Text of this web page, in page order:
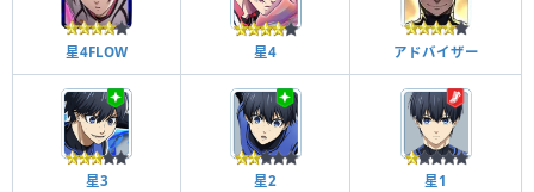
2周年記念Ver.潔＆凛
吉良涼介【みんなに届ける恩返
常時テクニックアップ
星4FLOW 星4 アドバイザー
星3 星2 星1